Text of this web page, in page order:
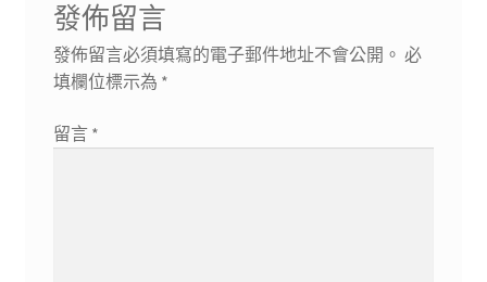
發佈留言
發佈留言必須填寫的電子郵件地址不會公開。 必
填欄位標示為 *
留言 *